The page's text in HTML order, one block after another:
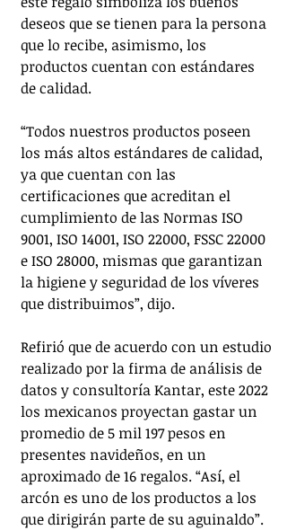
deseos que se tienen para la persona
que lo recibe, asimismo, los
productos cuentan con estándares
de calidad.
“Todos nuestros productos poseen
los más altos estándares de calidad,
ya que cuentan con las
certificaciones que acreditan el
cumplimiento de las Normas ISO
9001, ISO 14001, ISO 22000, FSSC 22000
e ISO 28000, mismas que garantizan
la higiene y seguridad de los víveres
que distribuimos”, dijo.
Refirió que de acuerdo con un estudio
realizado por la firma de análisis de
datos y consultoría Kantar, este 2022
los mexicanos proyectan gastar un
promedio de 5 mil 197 pesos en
presentes navideños, en un
aproximado de 16 regalos. “Así, el
arcón es uno de los productos a los
que dirigirán parte de su aguinaldo”.